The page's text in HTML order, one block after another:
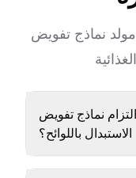
نماذج تفويض
نماذج تفويض
الاستبدال باللوائح؟